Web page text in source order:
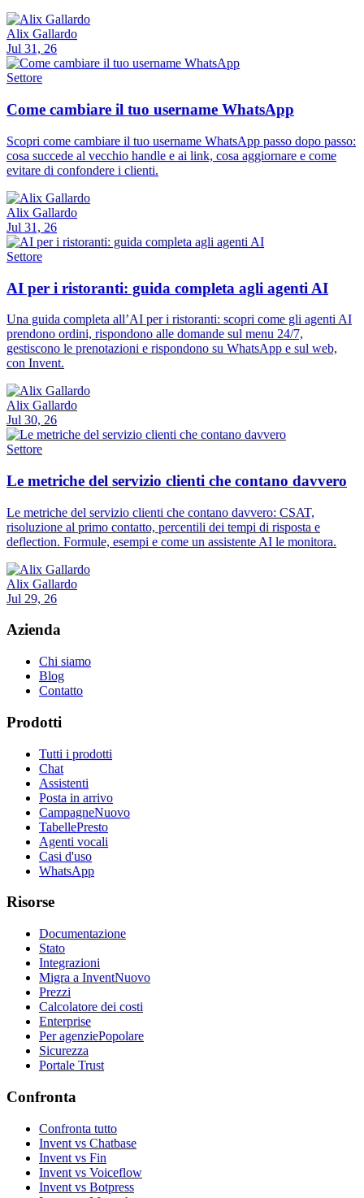
Alix Gallardo
Jul 31, 26
Settore
Come cambiare il tuo username WhatsApp
Scopri come cambiare il tuo username WhatsApp passo dopo passo:
cosa succede al vecchio handle e ai link, cosa aggiornare e come
evitare di confondere i clienti.
Alix Gallardo
Jul 31, 26
Settore
AI per i ristoranti: guida completa agli agenti AI
Una guida completa all’AI per i ristoranti: scopri come gli agenti AI
prendono ordini, rispondono alle domande sul menu 24/7,
gestiscono le prenotazioni e rispondono su WhatsApp e sul web,
con Invent.
Alix Gallardo
Jul 30, 26
Settore
Le metriche del servizio clienti che contano davvero
Le metriche del servizio clienti che contano davvero: CSAT,
risoluzione al primo contatto, percentili dei tempi di risposta e
deflection. Formule, esempi e come un assistente AI le monitora.
Alix Gallardo
Jul 29, 26
Azienda
Chi siamo
Blog
Contatto
Prodotti
Tutti i prodotti
Chat
Assistenti
Posta in arrivo
CampagneNuovo
TabellePresto
Agenti vocali
Casi d'uso
WhatsApp
Risorse
Documentazione
Stato
Integrazioni
Migra a InventNuovo
Prezzi
Calcolatore dei costi
Enterprise
Per agenziePopolare
Sicurezza
Portale Trust
Confronta
Confronta tutto
Invent vs Chatbase
Invent vs Fin
Invent vs Voiceflow
Invent vs Botpress